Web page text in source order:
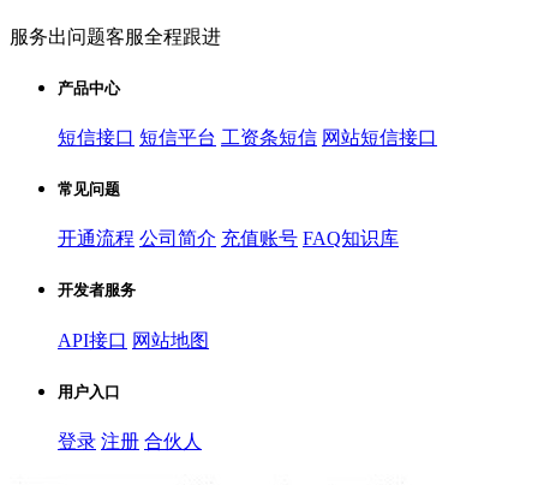
服务出问题客服全程跟进
产品中心
短信接口 短信平台 工资条短信 网站短信接口
常见问题
开通流程 公司简介 充值账号 FAQ知识库
开发者服务
API接口 网站地图
用户入口
登录 注册 合伙人